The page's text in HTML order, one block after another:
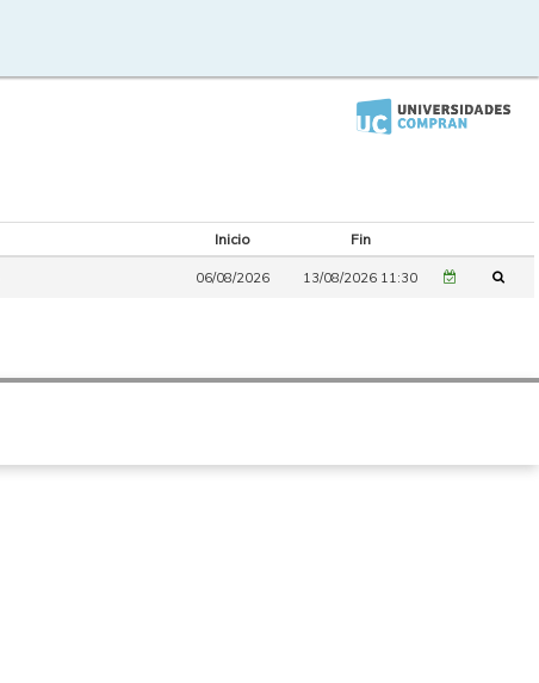
Inicio Fin
06/08/2026 13/08/2026 11:30